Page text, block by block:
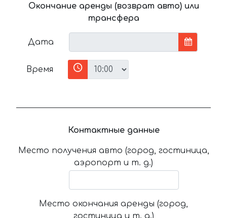
Окончание аренды (возврат авто) или
трансфера
Дата
Время
Контактные данные
Место получения авто (город, гостиница,
аэропорт и т. д.)
Место окончания аренды (город,
гостиница и т. д.)